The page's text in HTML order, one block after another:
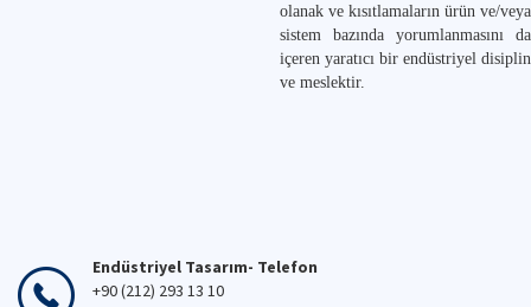
olanak ve kısıtlamaların ürün ve/veya
sistem bazında yorumlanmasını da
içeren yaratıcı bir endüstriyel disiplin
ve meslektir.
Endüstriyel Tasarım- Telefon
+90 (212) 293 13 10